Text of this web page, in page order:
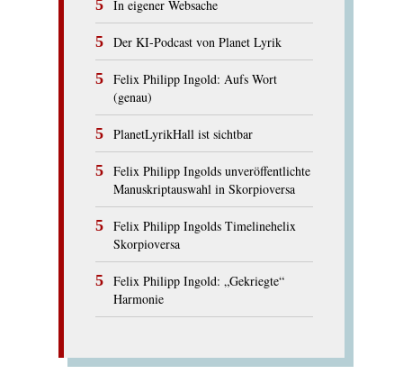
In eigener Websache
Der KI-Podcast von Planet Lyrik
Felix Philipp Ingold: Aufs Wort
(genau)
PlanetLyrikHall ist sichtbar
Felix Philipp Ingolds unveröffentlichte
Manuskriptauswahl in Skorpioversa
Felix Philipp Ingolds Timelinehelix
Skorpioversa
Felix Philipp Ingold: „Gekriegte“
Harmonie